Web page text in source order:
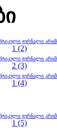
ჟურნალი
1 (2)
ჟურნალი
2 (3)
ჟურნალი
1 (4)
ჟურნალი
1 (5)